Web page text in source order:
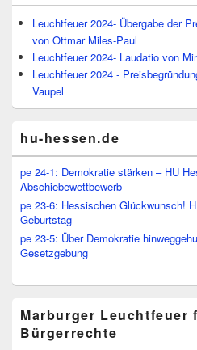
Leuchtfeuer 2024- Übergabe der
von Ottmar Miles-Paul
Leuchtfeuer 2024- Laudatio von
Leuchtfeuer 2024 -
Vaupel
hu-hessen.de
pe 24-1: Demokratie stärken – HU
Abschiebewettbewerb
pe 23-6: Hessischen Glückwunsch!
Geburtstag
pe 23-5: Über Demokratie
Gesetzgebung
Marburger Leuchtfeuer
Bürgerrechte